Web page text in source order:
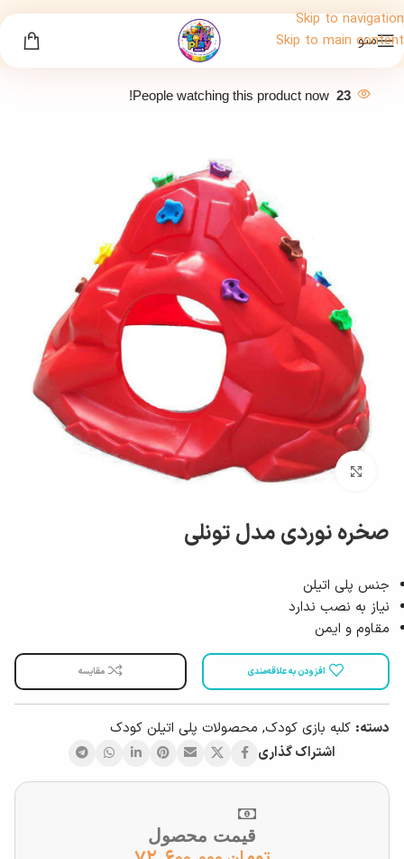
Skip to navigation
Skip to main content
منو
23
People watching this product now!
بزرگ نمایی
صخره نوردی مدل تونلی
جنس پلی اتیلن
نیاز به نصب ندارد
مقاوم و ایمن
افزودن به علاقه‌مندی مقایسه
دسته: کلبه بازی کودک, محصولات پلی اتیلن کودک
اشتراک گذاری
قیمت محصول